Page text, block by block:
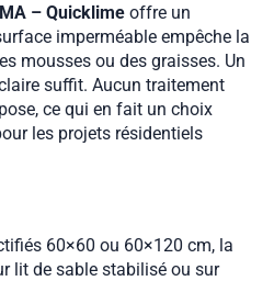
– Quicklimeoffre un
imperméable empêche la
mousses ou des graisses. Un
suffit. Aucun traitement
ce qui en fait un choix
les projets résidentiels
60×60 ou 60×120 cm, la
lit de sable stabilisé ou sur